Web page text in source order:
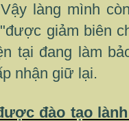
làng mình
giảm biên
tại đang làm
nhận giữ lại.
đào tạo